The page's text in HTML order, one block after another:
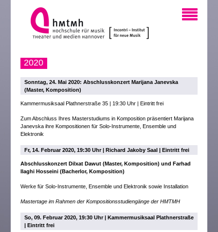
2020
Sonntag, 24. Mai 2020: Abschlusskonzert Marijana Janevska
(Master, Komposition)
Kammermusiksaal Plathnerstraße 35 | 19:30 Uhr | Eintritt frei
Zum Abschluss Ihres Masterstudiums in Komposition präsentiert Marijana
Janevska ihre Kompositionen für Solo-Instrumente, Ensemble und
Elektronik
Fr, 14. Februar 2020, 19:30 Uhr | Richard Jakoby Saal | Eintritt frei
Abschlusskonzert Dilxat Dawut (Master, Komposition) und Farhad
Ilaghi Hosseini (Bacherlor, Komposition)
Werke für Solo-Instrumente, Ensemble und Elektronik sowie Installation
Mastertage im Rahmen der Kompositionsstudiengänge der HMTMH
So, 09. Februar 2020, 19:30 Uhr | Kammermusiksaal Plathnerstraße
| Eintritt frei